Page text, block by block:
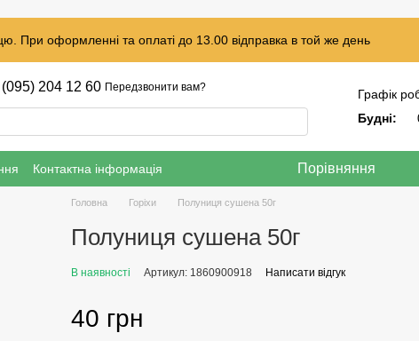
При оформленні та оплаті до 13.00 відправка в той же день
204 12 60 Передзвонити вам?
Графік
Будні:
Контактна інформація
Порівняння
Головна Горіхи Полуниця сушена 50г
Полуниця сушена 50г
В наявності Артикул: 1860900918 Написати відгук
40 грн